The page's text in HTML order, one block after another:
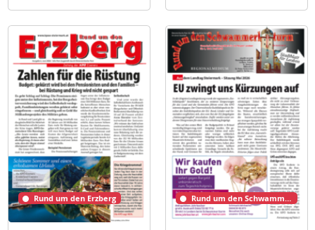
Rund um den Erzberg Rund um den Schwammerlturm